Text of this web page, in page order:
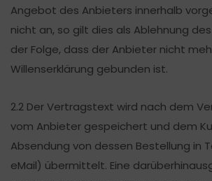
Angebot des Anbieters innerhalb
nicht an, so gilt dies als Ablehnung
der Folge, dass der Anbieter nicht
Willenserklärung gebunden ist.
2.2 Der Vertragstext wird nach dem
vom Anbieter gespeichert und dem
Absendung von dessen Bestellung in
eMail) übermittelt. Eine